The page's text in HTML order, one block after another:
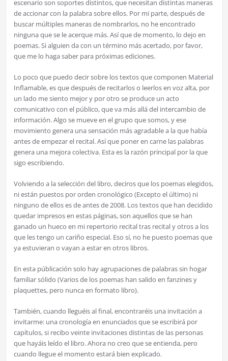
escenario son soportes distintos, que necesitan distintas maneras
de accionar con la palabra sobre ellos. Por mi parte, después de
buscar múltiples maneras de nombrarlos, no he encontrado
ninguna que se le acerque más. Así que de momento, lo dejo en
poemas. Si alguien da con un término más acertado, por favor,
que me lo haga saber para próximas ediciones.
Lo poco que puedo decir sobre los textos que componen Material
Inflamable, es que después de recitarlos o leerlos en voz alta, por
un lado me siento mejor y por otro se produce un acto
comunicativo con el público, que va más allá del intercambio de
información. Algo se mueve en el grupo que somos, y ese
movimiento genera una sensación más agradable a la que había
antes de empezar el recital. Así que poner en carne las palabras
genera una mejora colectiva. Esta es la razón principal por la que
sigo escribiendo.
Volviendo a la selección del libro, deciros que los poemas elegidos,
ni están puestos por orden cronológico (Excepto el último) ni
ninguno de ellos es de antes de 2008. Los textos que han decidido
quedar impresos en estas páginas, son aquellos que se han
ganado un hueco en mi repertorio recital tras recital y otros a los
que les tengo un cariño especial. Eso sí, no he puesto poemas que
ya estuvieran o vayan a estar en otros libros.
En esta públicación solo hay agrupaciones de palabras sin hogar
familiar sólido (Varios de los poemas han salido en fanzines y
plaquettes, pero nunca en formato libro).
También, cuando lleguéis al final, encontraréis una invitación a
invitarme: una cronología en enunciados que se escribirá por
capítulos, si recibo veinte invitaciones distintas de las personas
que hayáis leído el libro. Ahora no creo que se entienda, pero
cuando llegue el momento estará bien explicado.